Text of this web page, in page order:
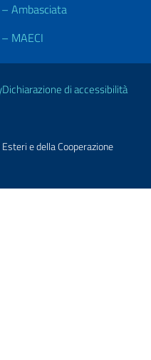
Ambasciata
MAECI
Dichiarazione di accessibilità
e della Cooperazione